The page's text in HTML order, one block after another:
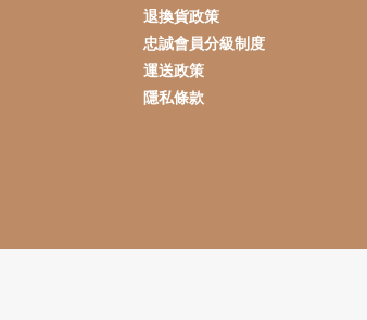
退換貨政策
忠誠會員分級制度
運送政策
隱私條款